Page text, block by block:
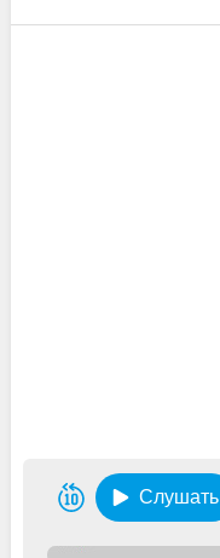
Слушать